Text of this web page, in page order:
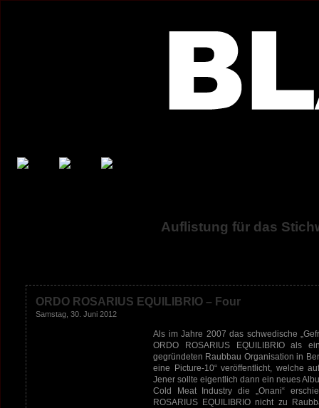
Auflistung für das
ORDO ROSARIUS EQUILIBRIO – Four
Samstag, 30. Juni 2012
Als im Jahre 2007 das schwedische
ORDO ROSARIUS EQUILIBRIO als
gegründeten Raubbau Organisation in
eine Picture-10“ veröffentlicht, welche
Jener sollte eigentlich dann ein neues
Cold Meat Industry die „Onani“
ROSARIUS EQUILIBRIO nicht zu